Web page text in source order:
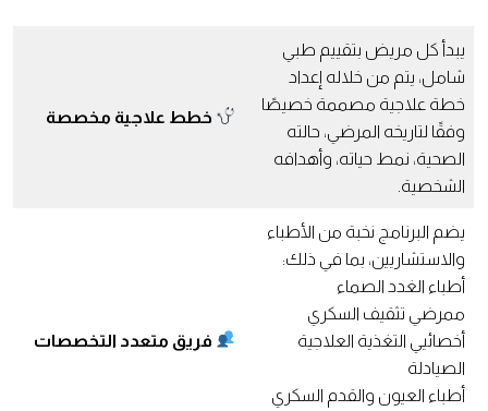
يبدأ كل مريض بتقييم طبي
شامل، يتم من خلاله إعداد
خطة علاجية مصممة خصيصًا
وفقًا لتاريخه المرضي، حالته
الصحية، نمط حياته، وأهدافه
الشخصية.
خطط علاجية مخصصة
يضم البرنامج نخبة من الأطباء
والاستشاريين، بما في ذلك:
أطباء الغدد الصماء
ممرضي تثقيف السكري
أخصائيي التغذية العلاجية
الصيادلة
أطباء العيون والقدم السكري
فريق متعدد التخصصات